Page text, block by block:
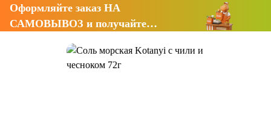
Оформляйте заказ НА
САМОВЫВОЗ и получайте